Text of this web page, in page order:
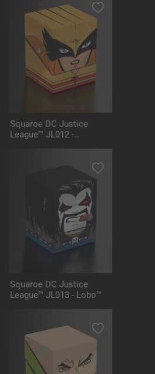
Squaroe DC Justice
League™ JL012 -
Squaroe DC Justice
League™ JL013 - Lobo™